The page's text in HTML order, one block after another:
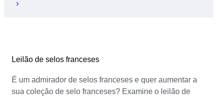
Leilão de selos franceses
É um admirador de selos franceses e quer aumentar a
sua coleção de selo franceses? Examine o leilão de